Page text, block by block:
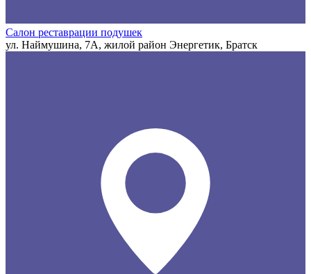
Салон реставрации подушек
ул. Наймушина, 7А, жилой район Энергетик, Братск